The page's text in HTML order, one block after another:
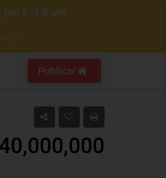
pm L-J 8 am -
S
Publicar